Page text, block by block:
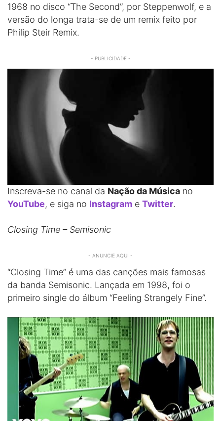
1968 no disco “The Second”, por Steppenwolf, e a
versão do longa trata-se de um remix feito por
Philip Steir Remix.
- PUBLICIDADE -
Inscreva-se no canal da Nação da Música no
YouTube, e siga no Instagram e Twitter.
Closing Time – Semisonic
- ANUNCIE AQUI -
“Closing Time” é uma das canções mais famosas
da banda Semisonic. Lançada em 1998, foi o
primeiro single do álbum “Feeling Strangely Fine”.